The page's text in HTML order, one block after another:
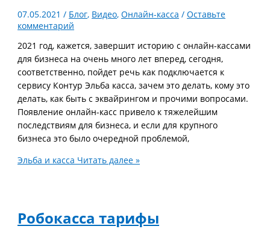
07.05.2021/ Блог, Видео,Онлайн-касса /Оставьте
комментарий
2021 год, кажется, завершит историю с онлайн-кассами
для бизнеса на очень много лет вперед, сегодня,
соответственно, пойдет речь как подключается к
сервису Контур Эльба касса, зачем это делать, кому это
делать, как быть с эквайрингом и прочими вопросами.
Появление онлайн-касс привело к тяжелейшим
последствиям для бизнеса, и если для крупного
бизнеса это было очередной проблемой,
Эльба и касса Читать далее »
Робокасса тарифы